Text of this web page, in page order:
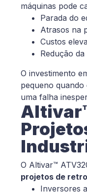
máquinas pode
Parada do
Atrasos na
Custos
Redução
O investimento
pequeno
uma falha
O Altivar™
projetos de
Inversores